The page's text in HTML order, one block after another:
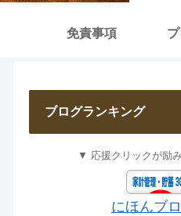
免責事項
ブログランキング
▼ 応援クリックが励
にほんブ